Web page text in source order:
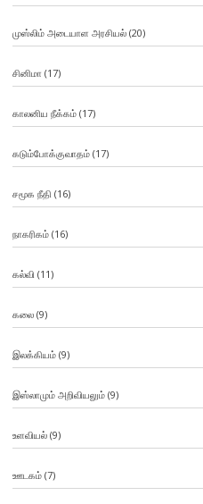
முஸ்லிம் அடையாள அரசியல்(20)
சினிமா (17)
காலனிய நீக்கம்(17)
கடும்போக்குவாதம்(17)
சமூக நீதி (16)
நாகரிகம்(16)
கல்வி (11)
கலை(9)
இலக்கியம்(9)
இஸ்லாமும் அறிவியலும்(9)
உளவியல்(9)
ஊடகம்(7)